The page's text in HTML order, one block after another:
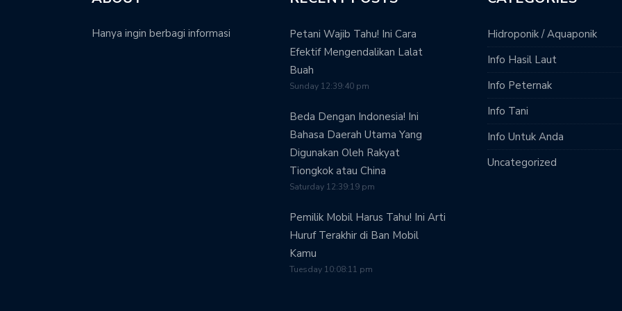
Hanya ingin berbagi informasi
Petani Wajib Tahu! Ini Cara
Efektif Mengendalikan Lalat
Buah
Sunday 12:39:40 pm
Beda Dengan Indonesia! Ini
Bahasa Daerah Utama Yang
Digunakan Oleh Rakyat
Tiongkok atau China
Saturday 12:39:19 pm
Pemilik Mobil Harus Tahu! Ini Arti
Huruf Terakhir di Ban Mobil
Kamu
Tuesday 10:08:11 pm
Hidroponik / Aquaponik
Info Hasil Laut
Info Peternak
Info Tani
Info Untuk Anda
Uncategorized